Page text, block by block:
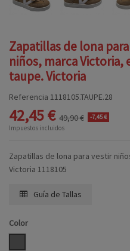
Zapatillas de lona
niños, marca Victoria,
taupe. Victoria
Referencia 1118105.TAUPE.28
42,45 € 49,90 € -7,45 €
Impuestos incluidos
Zapatillas de lona para vestir
Victoria 1118105
Guía de Tallas
Color